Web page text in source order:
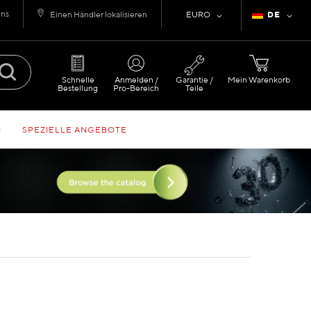
Sprache
DE
Währung
EURO
Einen Händler lokalisieren
Mein Warenkorb
Schnelle
Bestellung
Anmelden /
Pro-Bereich
Garantie /
Teile
SPEZIELLE ANGEBOTE